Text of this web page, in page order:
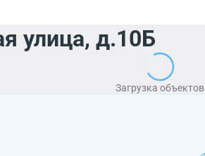
улица, д.10Б
Загрузка объектов